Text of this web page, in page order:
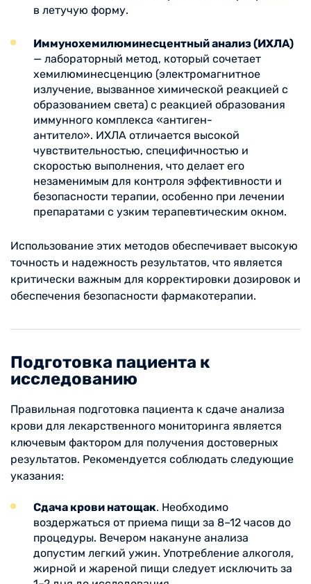
в летучую форму.
Иммунохемилюминесцентный анализ (ИХЛА)
— лабораторный метод, который сочетает
хемилюминесценцию (электромагнитное
излучение, вызванное химической реакцией с
образованием света) с реакцией образования
иммунного комплекса «антиген-
антитело». ИХЛА отличается высокой
чувствительностью, специфичностью и
скоростью выполнения, что делает его
незаменимым для контроля эффективности и
безопасности терапии, особенно при лечении
препаратами с узким терапевтическим окном.
Использование этих методов обеспечивает высокую
точность и надежность результатов, что является
критически важным для корректировки дозировок и
обеспечения безопасности фармакотерапии.
Подготовка пациента к
исследованию
Правильная подготовка пациента к сдаче анализа
крови для лекарственного мониторинга является
ключевым фактором для получения достоверных
результатов. Рекомендуется соблюдать следующие
указания:
Сдача крови натощак. Необходимо
воздержаться от приема пищи за 8–12 часов до
процедуры. Вечером накануне анализа
допустим легкий ужин. Употребление алкоголя,
жирной и жареной пищи следует исключить за